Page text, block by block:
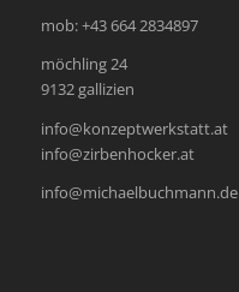
mob: +43 664 2834897
möchling 24
9132 gallizien
info@konzeptwerkstatt.at
info@zirbenhocker.at
info@michaelbuchmann.de